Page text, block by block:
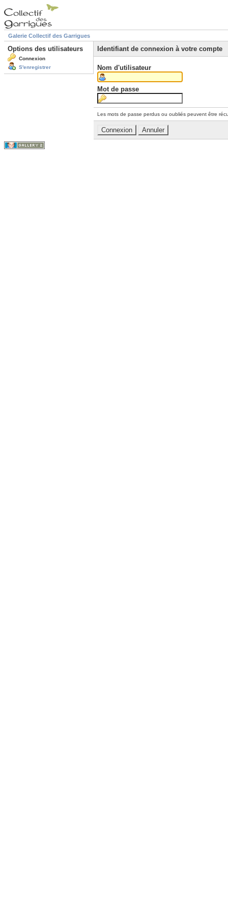
Galerie Collectif des Garrigues
Options des utilisateurs
Connexion
S'enregistrer
Identifiant de connexion à votre compte
Nom d'utilisateur
Mot de passe
Les mots de passe perdus ou oubliés peuvent être